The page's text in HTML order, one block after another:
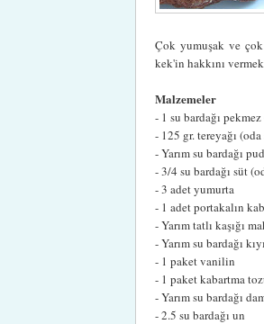
Çok yumuşak ve
kek'in hakkını
Malzemeler
- 1 su bardağı
- 125 gr. tereyağı
- Yarım su bardağı
- 3/4 su bardağı süt
- 3 adet yumurta
- 1 adet portakalın
- Yarım tatlı kaşığı
- Yarım su bardağı
- 1 paket vanilin
- 1 paket kabartma
- Yarım su bardağı
- 2.5 su bardağı un